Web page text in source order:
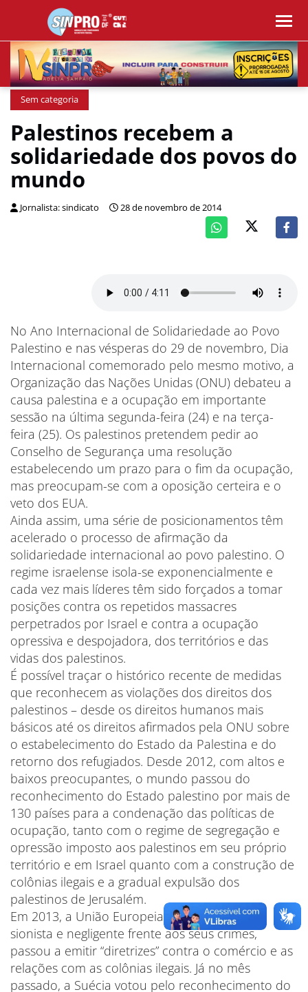
Sem categoria
Palestinos recebem a
solidariedade dos povos do
mundo
Jornalista: sindicato 28 de novembro de 2014
No Ano Internacional de Solidariedade ao Povo
Palestino e nas vésperas do 29 de novembro, Dia
Internacional comemorado pelo mesmo motivo, a
Organização das Nações Unidas (ONU) debateu a
causa palestina e a ocupação em importante
sessão na última segunda-feira (24) e na terça-
feira (25). Os palestinos pretendem pedir ao
Conselho de Segurança uma resolução
estabelecendo um prazo para o fim da ocupação,
mas preocupam-se com a oposição certeira e o
veto dos EUA.
Ainda assim, uma série de posicionamentos têm
acelerado o processo de afirmação da
solidariedade internacional ao povo palestino. O
regime israelense isola-se exponencialmente e
cada vez mais líderes têm sido forçados a tomar
posições contra os repetidos massacres
perpetrados por Israel e contra a ocupação
opressiva e despojadora, dos territórios e das
vidas dos palestinos.
É possível traçar o histórico recente de medidas
que reconhecem as violações dos direitos dos
palestinos – desde os direitos humanos mais
básicos até os direitos afirmados pela ONU sobre
o estabelecimento do Estado da Palestina e do
retorno dos refugiados. Desde 2012, com altos e
baixos preocupantes, o mundo passou do
reconhecimento do Estado palestino por mais de
130 países para a condenação das políticas de
ocupação, tanto com o regime de segregação e
opressão imposto aos palestinos em seu próprio
território e em Israel quanto com a construção de
colônias ilegais e a gradual expulsão dos
palestinos de Jerusalém.
Em 2013, a União Europeia, aliada do regime
sionista e negligente frente aos seus crimes,
passou a emitir “diretrizes” contra o comércio e as
relações com as colônias ilegais. Já no mês
passado, a Suécia votou pelo reconhecimento do